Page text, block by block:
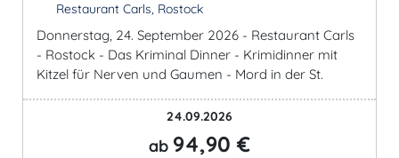
Restaurant Carls, Rostock
Donnerstag, 24. September 2026 - Restaurant Carls
- Rostock - Das Kriminal Dinner - Krimidinner mit
Kitzel für Nerven und Gaumen - Mord in der St.
24.09.2026
ab 94,90 €